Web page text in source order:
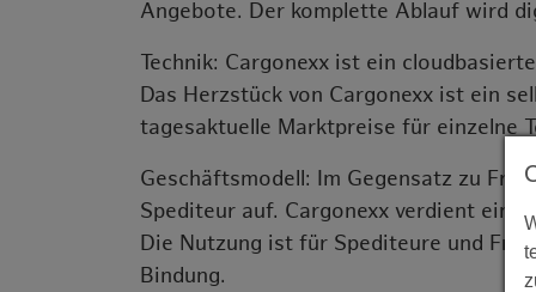
Angebote. Der komplette Ablauf wird
Technik: Cargonexx ist ein
Das Herzstück von Cargonexx ist ein
tagesaktuelle Marktpreise für einzelne
Geschäftsmodell: Im Gegensatz zu
Spediteur auf. Cargonexx verdient eine
Die Nutzung ist für Spediteure und
Bindung.